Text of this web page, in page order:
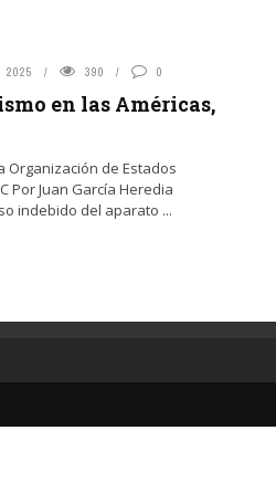
2025 390 0
en las Américas,
Organización de Estados
Por Juan García Heredia
indebido del aparato ...